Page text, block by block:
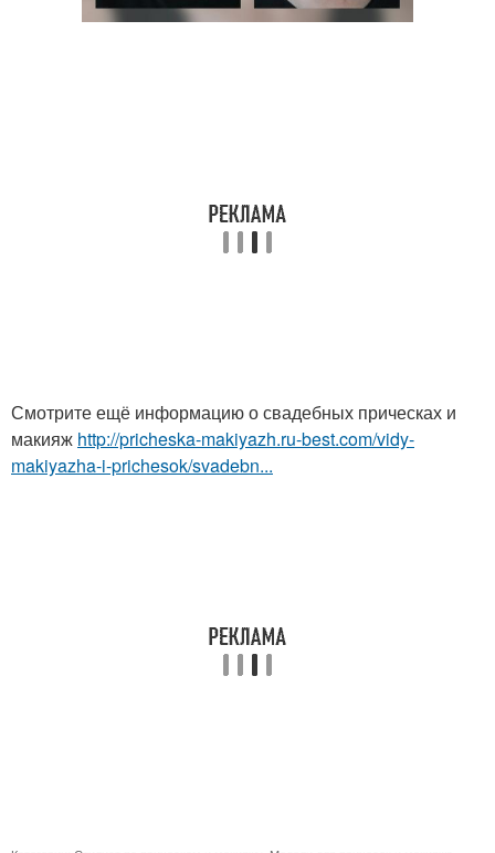
Смотрите ещё информацию о свадебных прическах и
макияж http://pricheska-makiyazh.ru-best.com/vidy-
makiyazha-i-prichesok/svadebn...